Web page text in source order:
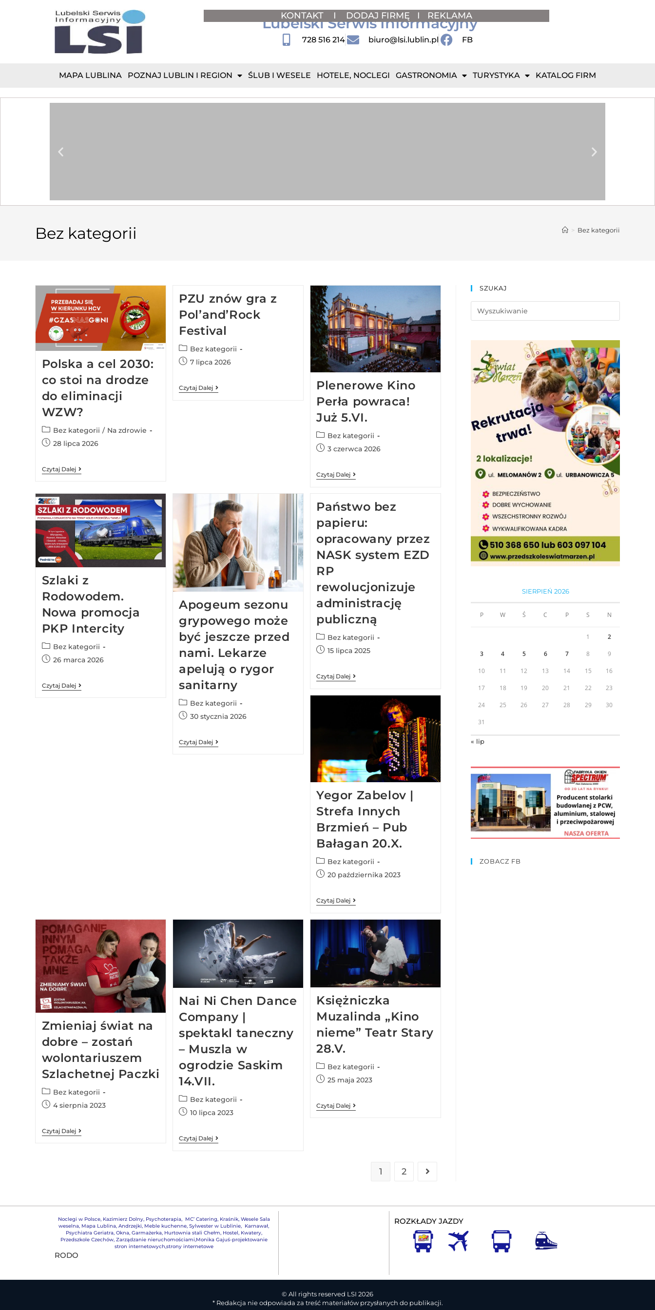
KONTAKT I DODAJ FIRMĘ I REKLAMA
Lubelski Serwis Informacyjny
728 516 214 biuro@lsi.lublin.pl FB
MAPA LUBLINA POZNAJ LUBLIN I REGION ŚLUB I WESELE HOTELE, NOCLEGI GASTRONOMIA TURYSTYKA KATALOG FIRM
Bez kategorii > Bez kategorii
Polska a cel 2030:
co stoi na drodze
do eliminacji
WZW?
Bez kategorii / Na zdrowie
28 lipca 2026
Czytaj Dalej
PZU znów gra z
Pol’and’Rock
Festival
Bez kategorii
7 lipca 2026
Czytaj Dalej
Plenerowe Kino
Perła powraca!
Już 5.VI.
Bez kategorii
3 czerwca 2026
Czytaj Dalej
Szlaki z
Rodowodem.
Nowa promocja
PKP Intercity
Bez kategorii
26 marca 2026
Czytaj Dalej
Apogeum sezonu
grypowego może
być jeszcze przed
nami. Lekarze
apelują o rygor
sanitarny
Bez kategorii
30 stycznia 2026
Czytaj Dalej
Państwo bez
papieru:
opracowany przez
NASK system EZD
RP
rewolucjonizuje
administrację
publiczną
Bez kategorii
15 lipca 2025
Czytaj Dalej
Yegor Zabelov |
Strefa Innych
Brzmień – Pub
Bałagan 20.X.
Bez kategorii
20 października 2023
Czytaj Dalej
Zmieniaj świat na
dobre – zostań
wolontariuszem
Szlachetnej Paczki
Bez kategorii
4 sierpnia 2023
Czytaj Dalej
Nai Ni Chen Dance
Company |
spektakl taneczny
– Muszla w
ogrodzie Saskim
14.VII.
Bez kategorii
10 lipca 2023
Czytaj Dalej
Księżniczka
Muzalinda „Kino
nieme” Teatr Stary
28.V.
Bez kategorii
25 maja 2023
Czytaj Dalej
1 2
SZUKAJ
SIERPIEŃ 2026
P W Ś C P S N
1 2
3 4 5 6 7 8 9
10 11 12 13 14 15 16
17 18 19 20 21 22 23
24 25 26 27 28 29 30
31
« lip
ZOBACZ FB
Noclegi w Polsce, Kazimierz Dolny, Psychoterapia, MC’ Catering, Kraśnik, Wesele Sala
weselna, Mapa Lublina,Andrzejki, Meble kuchenne,Sylwester w Lublinie, Karnawał,
Psychiatra Geriatra, Okna, Garmażerka, Hurtownia stali Chełm, Hostel, Kwatery,
Przedszkole Czechów, Zarządzanie nieruchomościami,Monika Gajuś-projektowanie
stron internetowych,strony internetowe
RODO
ROZKŁADY JAZDY
© All rights reserved LSI 2026
* Redakcja nie odpowiada za treść materiałów przysłanych do publikacji.